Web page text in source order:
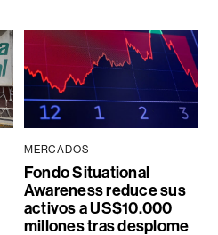
MERCADOS
Fondo Situational
Awareness reduce sus
activos a US$10.000
millones tras desplome